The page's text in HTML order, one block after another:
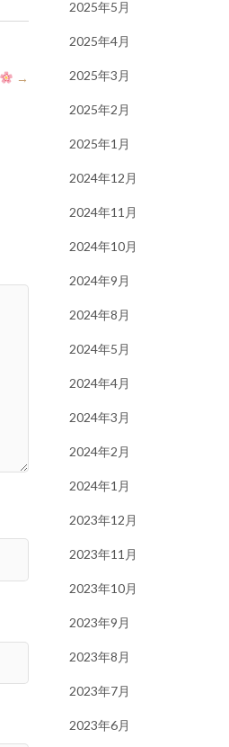
→
2025年5月
2025年4月
2025年3月
2025年2月
2025年1月
2024年12月
2024年11月
2024年10月
2024年9月
2024年8月
2024年5月
2024年4月
2024年3月
2024年2月
2024年1月
2023年12月
2023年11月
2023年10月
2023年9月
2023年8月
2023年7月
2023年6月